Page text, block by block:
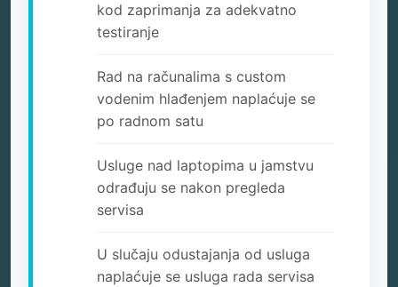
kod zaprimanja za adekvatno
testiranje
Rad na računalima s custom
vodenim hlađenjem naplaćuje se
po radnom satu
Usluge nad laptopima u jamstvu
odrađuju se nakon pregleda
servisa
U slučaju odustajanja od usluga
naplaćuje se usluga rada servisa